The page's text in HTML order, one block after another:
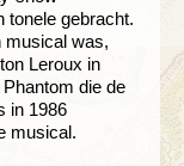
tonele gebracht.
musical was,
Leroux in
die de
in 1986
musical.